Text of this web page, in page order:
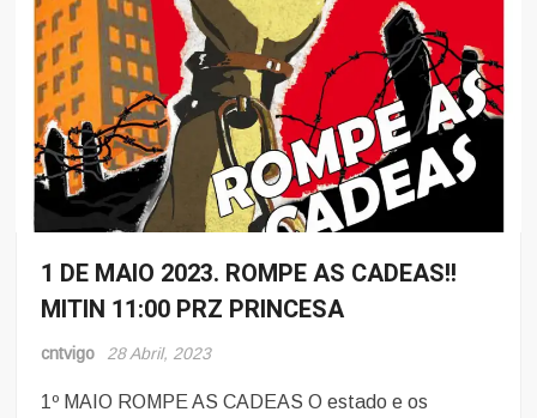
Noticias
1 DE MAIO 2023. ROMPE AS CADEAS!!
MITIN 11:00 PRZ PRINCESA
cntvigo 28 Abril, 2023
1º MAIO ROMPE AS CADEAS O estado e os